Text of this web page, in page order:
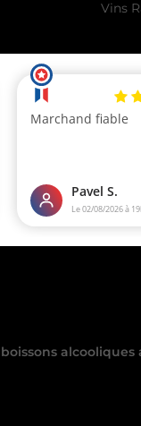
Vins
alcooliques